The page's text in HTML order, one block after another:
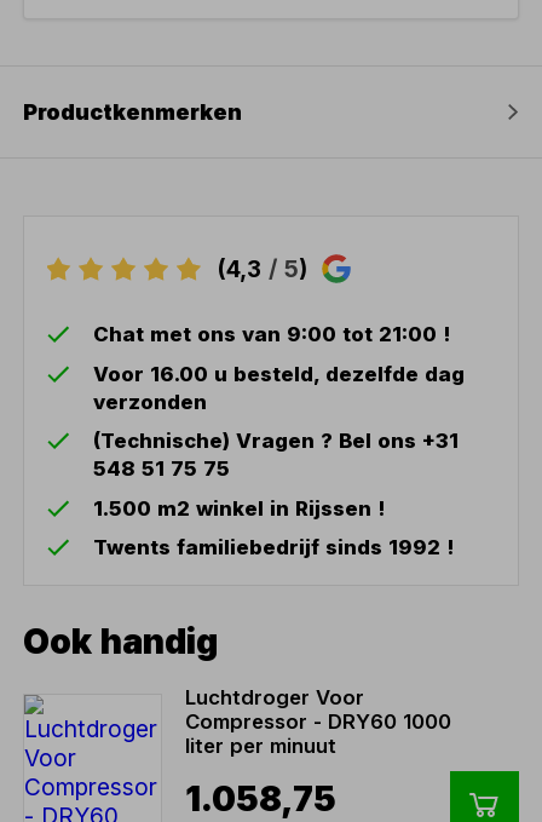
Productkenmerken
(4,3 / 5)
Chat met ons van 9:00 tot 21:00 !
Voor 16.00 u besteld, dezelfde dag
verzonden
(Technische) Vragen ? Bel ons +31
548 51 75 75
1.500 m2 winkel in Rijssen !
Twents familiebedrijf sinds 1992 !
Ook handig
Luchtdroger Voor
Compressor - DRY60 1000
liter per minuut
1.058,75